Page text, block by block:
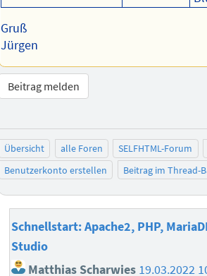
Gruß
Jürgen
Beitrag melden
Übersicht alle Foren
SELFHTML-Forum
Benutzerkonto erstellen
Beitrag im Thread-
Schnellstart: Apache2, PHP,
Studio
Matthias Scharwies 19.03.2022